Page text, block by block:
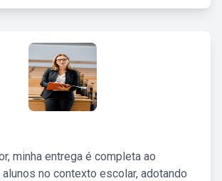
minha entrega é completa ao
no contexto escolar, adotando